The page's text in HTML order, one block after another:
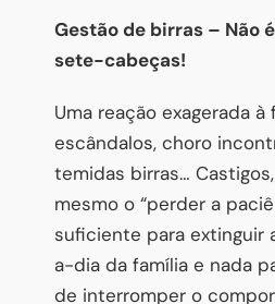
Gestão de birras – Não
sete-cabeças!
Uma reação exagerada à
escândalos, choro
temidas birras…
mesmo o “perder a
suficiente para extinguir
a-dia da família e nada
de interromper o